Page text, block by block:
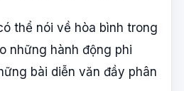
thể nói về hòa bình trong
những hành động phi
bài diễn văn đầy phân